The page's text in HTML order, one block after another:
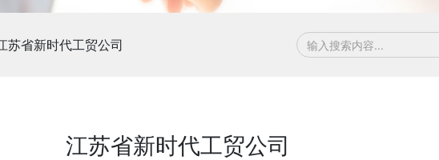
苏省新时代工贸公司
江苏省新时代工贸公司